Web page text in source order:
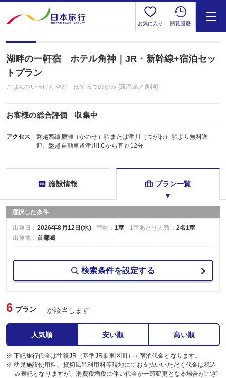
お気に入り 閲覧履歴
湖畔の一軒宿 ホテル角神｜JR・新幹線+宿泊セッ
トプラン
こはんのいっけんやど ほてるつのがみ [新潟県／角神]
お客様の総合評価 収集中
アクセス
磐越西線鹿瀬（かのせ）駅または津川（つがわ）駅より無料送
迎、盤越自動車道津川I.Cから直進12分
施設情報 プラン一覧
選択した条件
出発日： 2026年8月12日(水) 室数：1室 1室あたり人数： 2名1室
出発地： 首都圏
検索条件を設定する
6 プラン が該当します
人気順 安い順 高い順
※ 下記旅行代金は往復JR（基準JR乗車区間）＋宿泊代金となります。
※ 幼児施設使用料、貸切風呂利用料等現地にてお支払いいただく代金は税込
み表記となりますが、消費税増税に伴い代金が一部変更となる場合がござ